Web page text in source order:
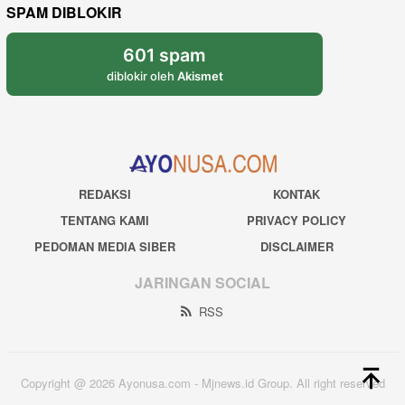
SPAM DIBLOKIR
601 spam
diblokir oleh Akismet
REDAKSI
KONTAK
TENTANG KAMI
PRIVACY POLICY
PEDOMAN MEDIA SIBER
DISCLAIMER
JARINGAN SOCIAL
RSS
Copyright @ 2026 Ayonusa.com - Mjnews.id Group. All right reserved